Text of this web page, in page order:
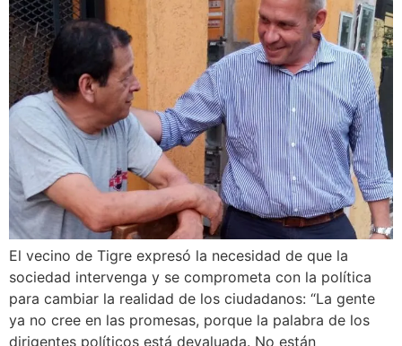
El vecino de Tigre expresó la necesidad de que la
sociedad intervenga y se comprometa con la política
para cambiar la realidad de los ciudadanos: “La gente
ya no cree en las promesas, porque la palabra de los
dirigentes políticos está devaluada. No están